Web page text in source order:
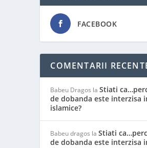
FACEBOOK
COMENTARII
Babeu Dragos laStiati
de dobanda este interzisa
islamice?
Babeu dragos laStiati
de dobanda este interzisa